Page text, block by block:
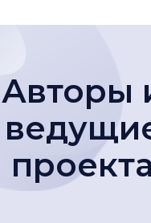
Авторы
проекта